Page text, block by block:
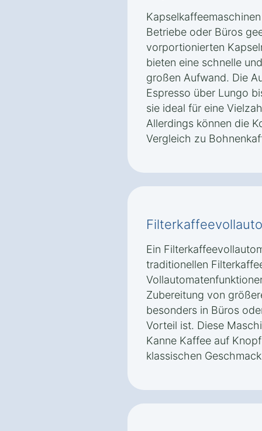
Betriebe oder Büros
vorportionierten
bieten eine schnelle
großen Aufwand. Die
Espresso über Lungo
sie ideal für eine
Allerdings können die
Vergleich zu
Ein
traditionellen
Zubereitung von
besonders in Büros
Vorteil ist. Diese
Kanne Kaffee auf
klassischen